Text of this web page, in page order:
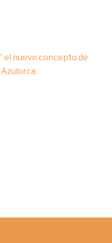
el nuevo concepto de